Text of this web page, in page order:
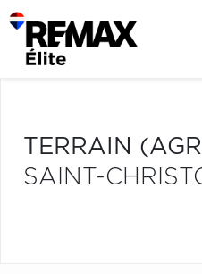
TERRAIN
SAINT-